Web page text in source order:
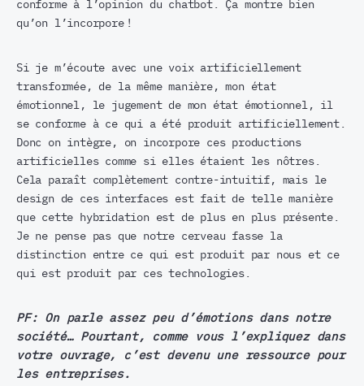
conforme à l’opinion du chatbot. Ça montre bien
qu’on l’incorpore !
Si je m’écoute avec une voix artificiellement
transformée, de la même manière, mon état
émotionnel, le jugement de mon état émotionnel, il
se conforme à ce qui a été produit artificiellement.
Donc on intègre, on incorpore ces productions
artificielles comme si elles étaient les nôtres.
Cela paraît complètement contre-intuitif, mais le
design de ces interfaces est fait de telle manière
que cette hybridation est de plus en plus présente.
Je ne pense pas que notre cerveau fasse la
distinction entre ce qui est produit par nous et ce
qui est produit par ces technologies.
PF: On parle assez peu d’émotions dans notre
société… Pourtant, comme vous l’expliquez dans
votre ouvrage, c’est devenu une ressource pour
les entreprises.